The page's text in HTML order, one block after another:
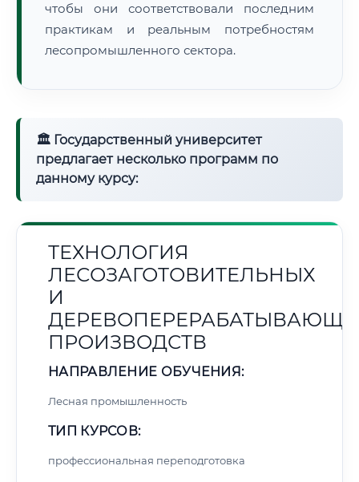
чтобы они соответствовали последним
практикам и реальным потребностям
лесопромышленного сектора.
🏛 Государственный университет
предлагает несколько программ по
данному курсу:
ТЕХНОЛОГИЯ
ЛЕСОЗАГОТОВИТЕЛЬНЫХ
И
ПРОИЗВОДСТВ
НАПРАВЛЕНИЕ ОБУЧЕНИЯ:
Лесная промышленность
ТИП КУРСОВ:
профессиональная переподготовка